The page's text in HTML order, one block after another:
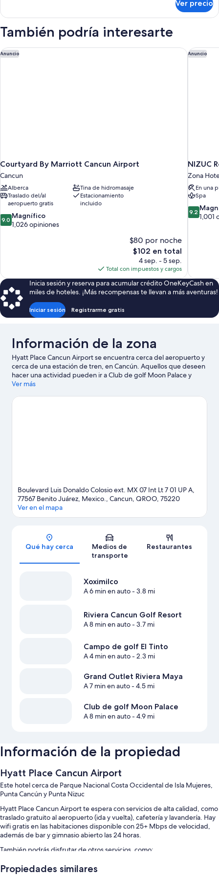
size
(Mangrove
View,
Bedroom)
1
King
(Mangrove
View,
Ver precio
También podría interesarte
Anuncio
Courtyard By Marriott Cancun Airport
Cancun
Alberca
Tina de hidromasaje
Traslado del/al
aeropuerto gratis
Estacionamiento
incluido
9.0
de
9.0 Magnífico
1,026 opiniones
$80 por noche
El
precio
actual
es
de
$102
$102 en total
4 sep. - 5 sep.
Total con impuestos y cargos
Courtyard By Marriott Cancun Airport Anuncio
NIZUC
Zona
En una
Spa
9.2
de
9.2
1,001
NIZUC
Inicia sesión y reserva para acumular crédito OneKeyCash en
miles de hoteles. ¡Más recompensas te llevan a más aventuras!
Iniciar sesión Registrarme gratis
Información de la zona
Hyatt Place Cancun Airport se encuentra cerca del aeropuerto y
cerca de una estación de tren, en Cancún. Aquellos que deseen
hacer una actividad pueden ir a Club de golf Moon Palace y
Riviera Cancun Golf Resort, mientras que quienes quieran
Nacional Costa Occidental de Isla Mujeres, Punta Cancún y
Ver más
Boulevard Luis Donaldo Colosio ext. MX 07 Int Lt 7 01 UP A,
77567 Benito Juárez, Mexico., Cancun, QROO, 75220
Ver en el mapa
Qué hay cerca
Medios de
transporte
Restaurantes
Xoximilco
A 6 min en auto- 3.8 mi
Riviera Cancun Golf Resort
A 8 min en auto- 3.7 mi
Campo de golf El Tinto
A 4 min en auto- 2.3 mi
Grand Outlet Riviera Maya
A 7 min en auto- 4.5 mi
Club de golf Moon Palace
A 8 min en auto- 4.9 mi
Información de la propiedad
Hyatt Place Cancun Airport
Este hotel cerca de Parque Nacional Costa Occidental de Isla Mujeres,
Punta Cancún y Punta Nizuc
Hyatt Place Cancun Airport te espera con servicios de alta calidad, como
traslado gratuito al aeropuerto (ida y vuelta), cafetería y lavandería. Hay
wifi gratis en las habitaciones disponible con 25+ Mbps de velocidad,
además de bar y gimnasio abierto las 24 horas.
También podrás disfrutar de otros servicios, como:
Alberca al aire libre
Propiedades similares